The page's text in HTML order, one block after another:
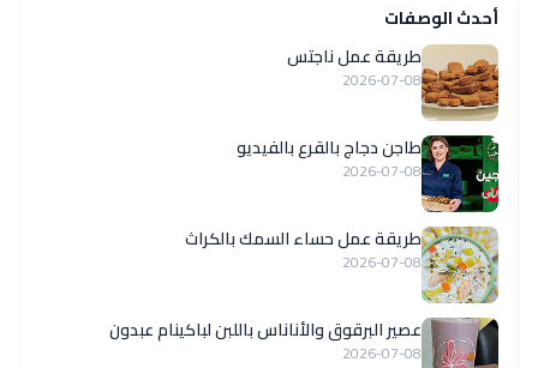
أحدث الوصفات
طريقة عمل ناجتس
2026-07-08
طاجن دجاج بالقرع بالفيديو
2026-07-08
طريقة عمل حساء السمك بالكراث
2026-07-08
عصير البرقوق والأناناس باللبن لباكينام عبدون
2026-07-08